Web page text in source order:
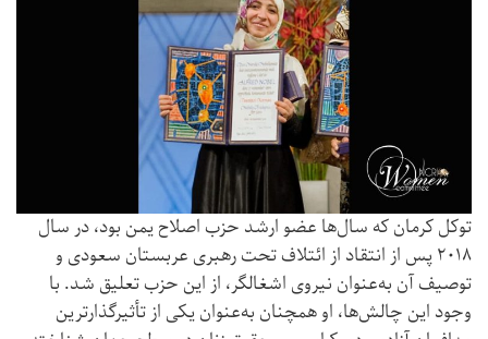
توکل کرمان که سال‌ها عضو ارشد حزب اصلاح یمن بود، در سال
۲۰۱۸ پس از انتقاد از ائتلاف تحت رهبری عربستان سعودی و
توصیف آن به‌عنوان نیروی اشغالگر، از این حزب تعلیق شد. با
وجود این چالش‌ها، او همچنان به‌عنوان یکی از تأثیرگذارترین